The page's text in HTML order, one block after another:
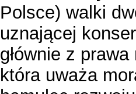
Polsce) walki
uznającej
głównie z
która uważa